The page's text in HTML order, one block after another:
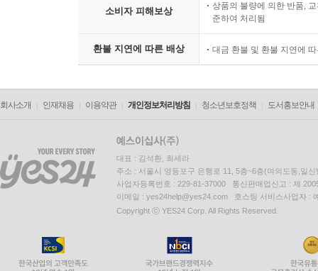
소비자 피해보상
상품의 불량에 의한 반품,
준하여 처리됨
환불 지연에 따른 배상 대금 환불 및 환불 지연에
회사소개 인재채용 이용약관 개인정보처리방침 청소년보호정책 도서홍보안내
대표 : 김석환, 최세라
주소 : 서울시 영등포구 은행로 11, 5층~6층(여의도동,일신
사업자등록번호 : 229-81-37000 통신판매업신고 : 제
이메일 : yes24help@yes24.com 호스팅 서비스사업자 :
Copyright ⓒ YES24 Corp. All Rights Reserved.